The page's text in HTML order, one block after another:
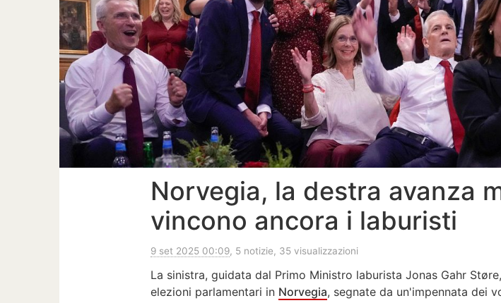
Norvegia, la destra avanza
vincono ancora i laburisti
9 set 2025 00:09, 5 notizie, 35 visualizzazioni
La sinistra, guidata dal Primo Ministro laburista Jonas Gahr
elezioni parlamentari in Norvegia, segnate da un'impennata dei